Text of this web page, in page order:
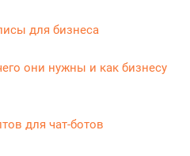
для бизнеса
они нужны и как бизнесу
для чат-ботов